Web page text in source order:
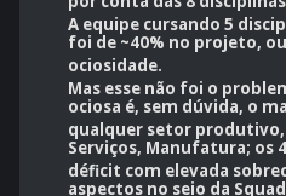
A equipe cursando 5
foi de ~40% no projeto,
ociosidade.
Mas esse não foi o
ociosa é, sem dúvida, o
qualquer setor
Serviços, Manufatura; os
déficit com elevada
aspectos no seio da